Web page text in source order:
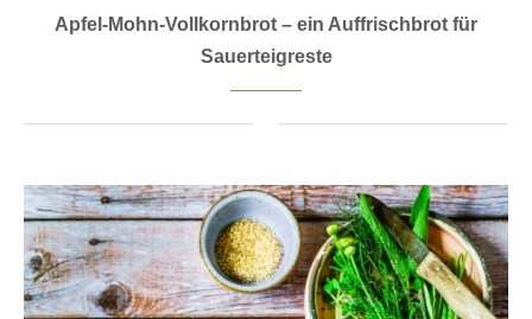
Apfel-Mohn-Vollkornbrot – ein Auffrischbrot für
Sauerteigreste